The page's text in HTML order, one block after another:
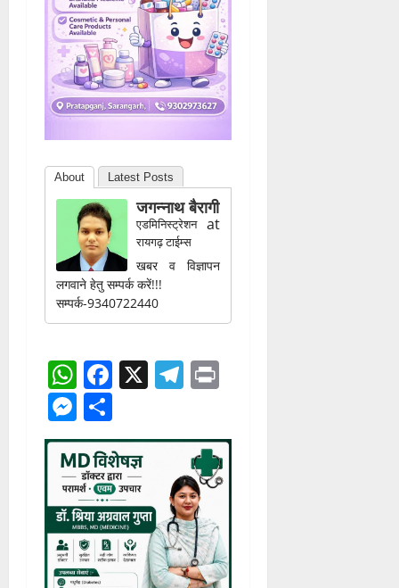
About Latest Posts
जगन्नाथ बैरागी
एडमिनिस्ट्रेशनat
रायगढ़ टाईम्स
खबर व विज्ञापन
लगवाने हेतु सम्पर्क करें!!!
सम्पर्क-9340722440
WhatsApp
Facebook
X Telegram
Messenger